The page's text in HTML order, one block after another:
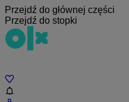
Przejdź do głównej części
Przejdź do stopki